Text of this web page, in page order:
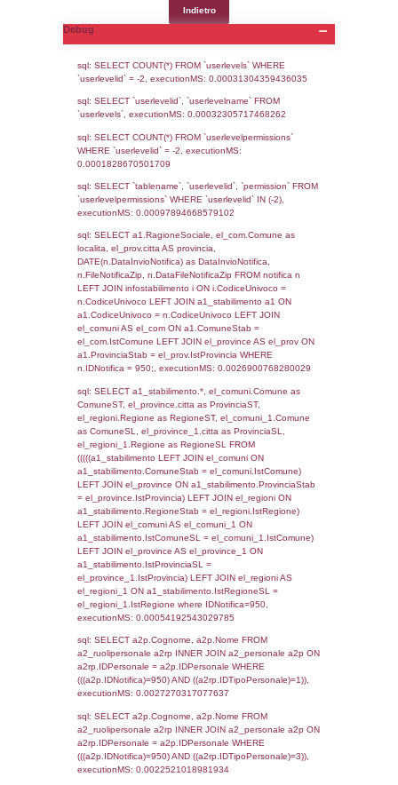
CONTROLLO A CUI è SOGGETTO LO
DELL'AMBIENTE/TERRITORIO
STABILIMENTO
SEZIONE H (pubblico) - DESCRIZIONE
STABILIMENTO E RIEPILOGO SOSTANZE
DI CUI ALL'ALLEGATO 1 DEL DECRETO
DELLA DIRETTIVA 2012/18/UE
SEZIONE L (pubblico) - INFORMAZIONI
INCIDENTALI CON IMPATTO
STABILIMENTO
Indietro
Debug
sql: SELECT COUNT(*) FROM `userlevels`
`userlevelid` = -2, executionMS:
sql: SELECT `userlevelid`, `userlevelname`
`userlevels`, executionMS:
sql: SELECT COUNT(*) FROM
WHERE `userlevelid` = -2, executionMS:
0.0001828670501709
sql: SELECT `tablename`, `userlevelid`,
`userlevelpermissions` WHERE `userlevelid`